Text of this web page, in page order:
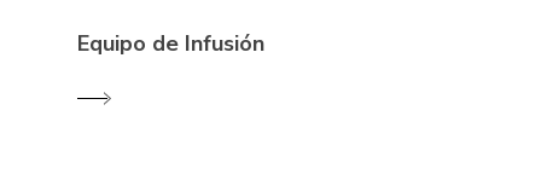
Equipo de Infusión